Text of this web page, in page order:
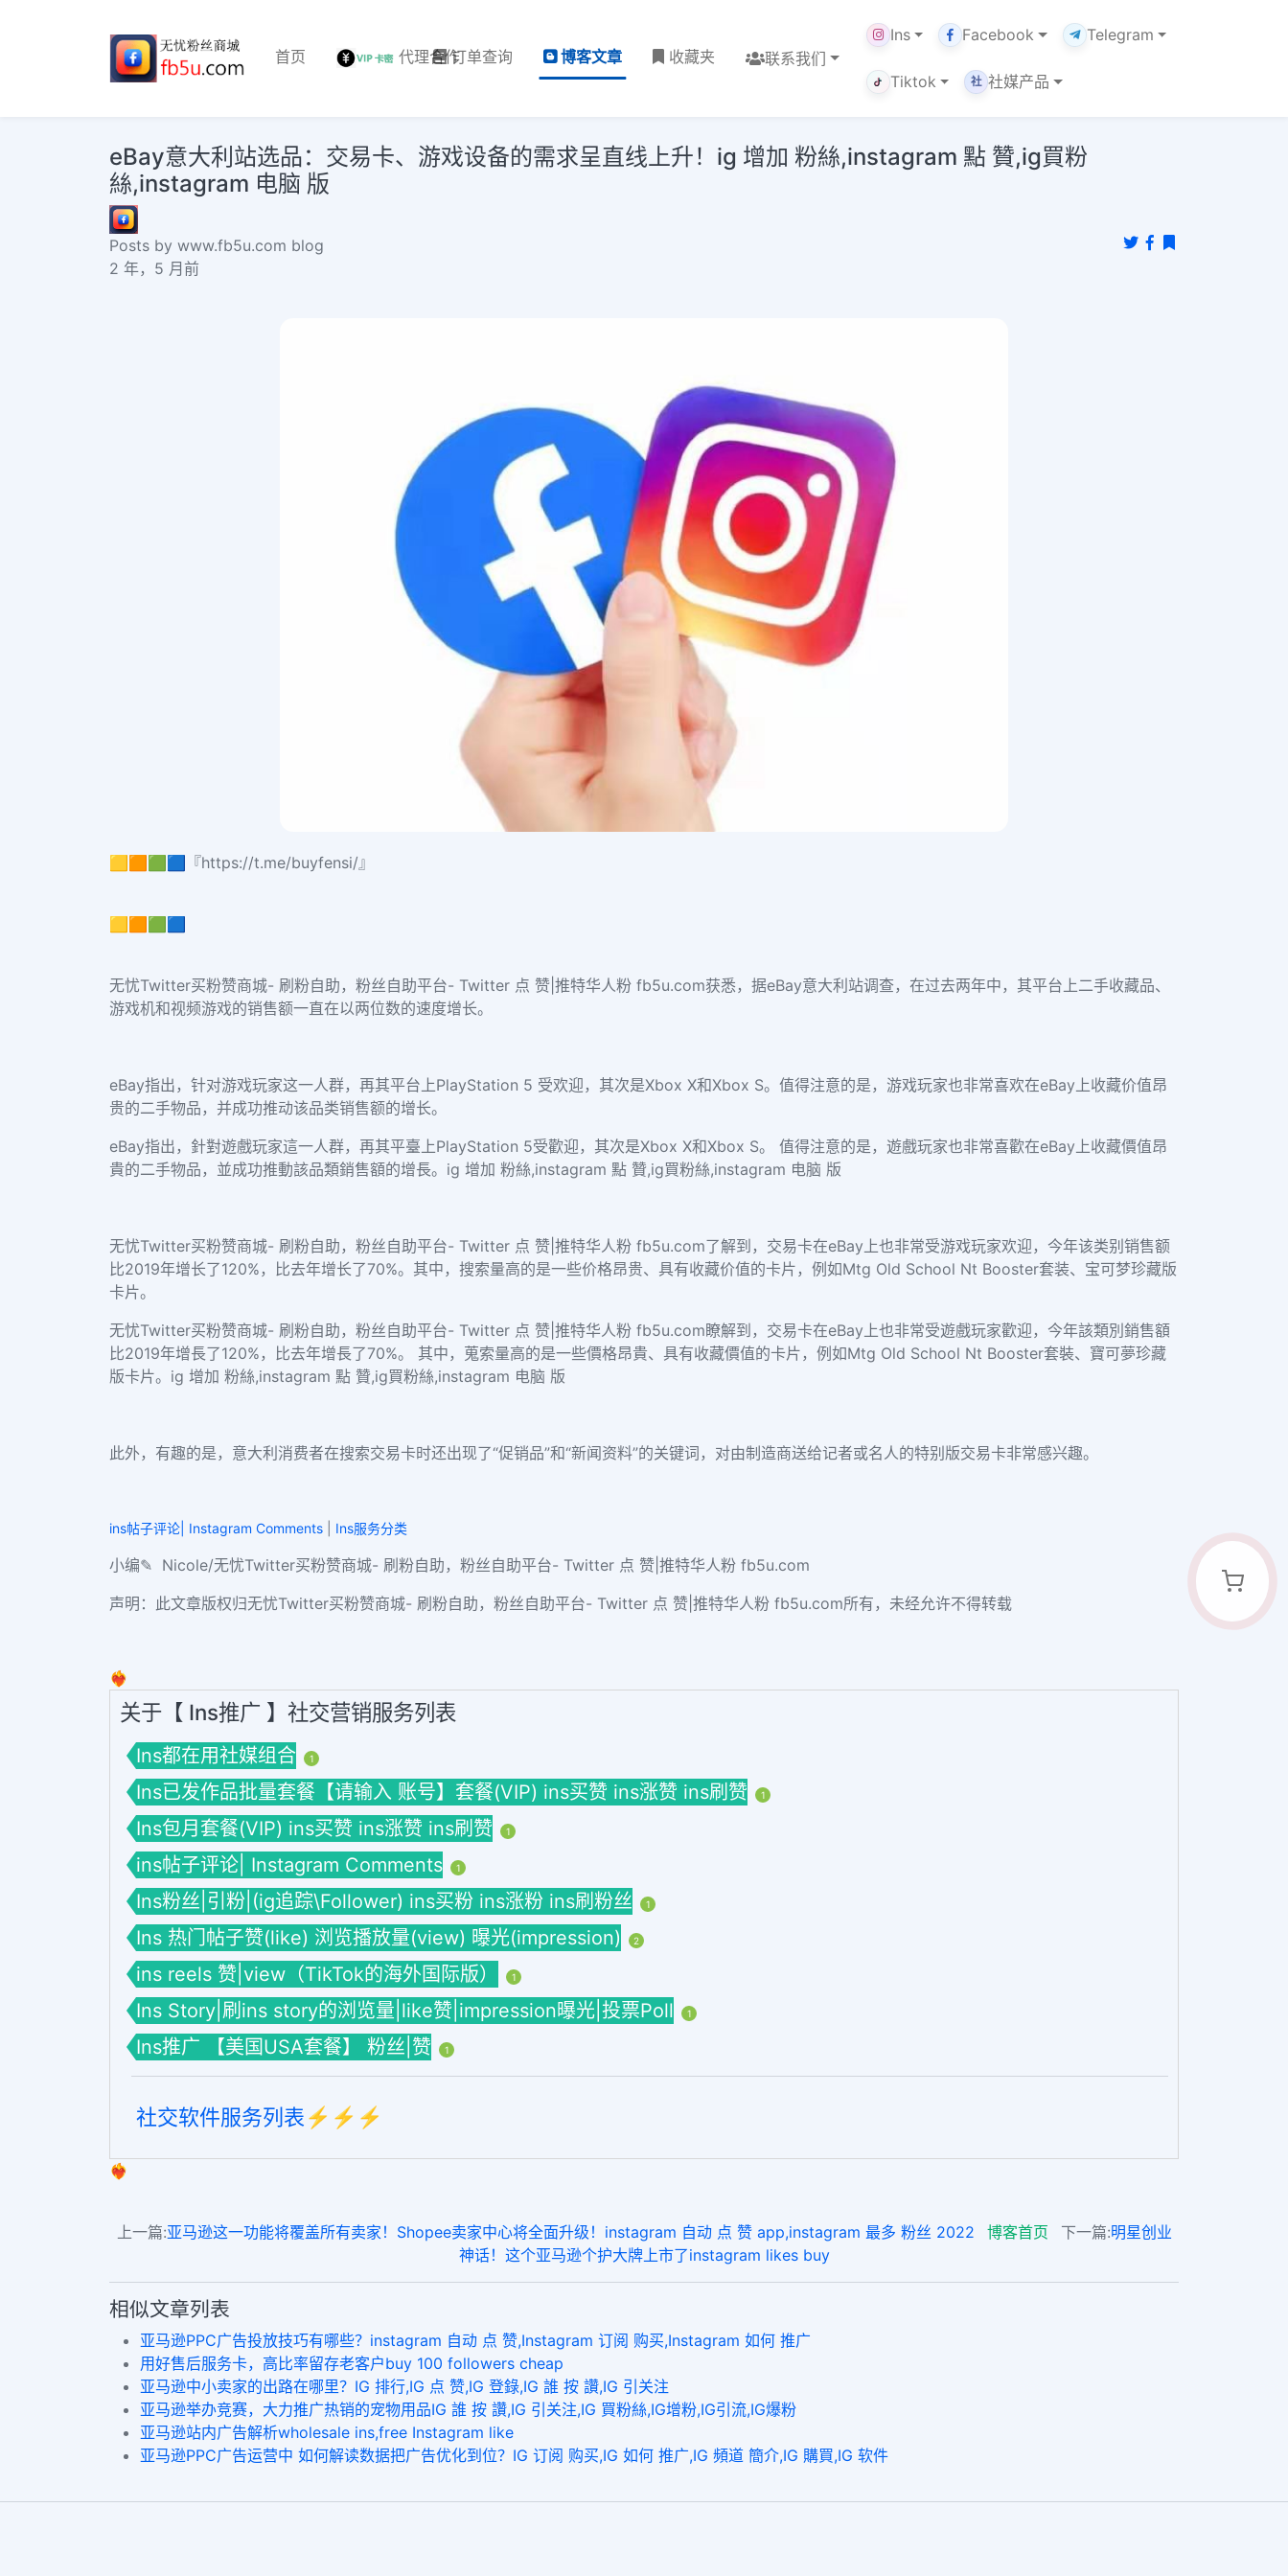
首页 代理合作订单查询 博客文章 收藏夹 联系我们
Ins Facebook Telegram
Tiktok 社 社媒产品
eBay意大利站选品：交易卡、游戏设备的需求呈直线上升！ig 增加 粉絲,instagram 點 贊,ig買粉
絲,instagram 电脑 版
Posts by www.fb5u.com blog
2 年，5 月前
🟨🟧🟩🟦『https://t.me/buyfensi/』
🟨🟧🟩🟦
无忧Twitter买粉赞商城- 刷粉自助，粉丝自助平台- Twitter 点 赞|推特华人粉 fb5u.com获悉，据eBay意大利站调查，在过去两年中，其平台上二手收藏品、
游戏机和视频游戏的销售额一直在以两位数的速度增长。
eBay指出，针对游戏玩家这一人群，再其平台上PlayStation 5 受欢迎，其次是Xbox X和Xbox S。值得注意的是，游戏玩家也非常喜欢在eBay上收藏价值昂
贵的二手物品，并成功推动该品类销售额的增长。
eBay指出，針對遊戲玩家這一人群，再其平臺上PlayStation 5受歡迎，其次是Xbox X和Xbox S。 值得注意的是，遊戲玩家也非常喜歡在eBay上收藏價值昂
貴的二手物品，並成功推動該品類銷售額的增長。ig 增加 粉絲,instagram 點 贊,ig買粉絲,instagram 电脑 版
无忧Twitter买粉赞商城- 刷粉自助，粉丝自助平台- Twitter 点 赞|推特华人粉 fb5u.com了解到，交易卡在eBay上也非常受游戏玩家欢迎，今年该类别销售额
比2019年增长了120%，比去年增长了70%。其中，搜索量高的是一些价格昂贵、具有收藏价值的卡片，例如Mtg Old School Nt Booster套装、宝可梦珍藏版
卡片。
无忧Twitter买粉赞商城- 刷粉自助，粉丝自助平台- Twitter 点 赞|推特华人粉 fb5u.com瞭解到，交易卡在eBay上也非常受遊戲玩家歡迎，今年該類別銷售額
比2019年增長了120%，比去年增長了70%。 其中，蒐索量高的是一些價格昂貴、具有收藏價值的卡片，例如Mtg Old School Nt Booster套裝、寶可夢珍藏
版卡片。ig 增加 粉絲,instagram 點 贊,ig買粉絲,instagram 电脑 版
此外，有趣的是，意大利消费者在搜索交易卡时还出现了“促销品”和“新闻资料”的关键词，对由制造商送给记者或名人的特别版交易卡非常感兴趣。
ins帖子评论| Instagram Comments Ins服务分类
小编✎ Nicole/无忧Twitter买粉赞商城- 刷粉自助，粉丝自助平台- Twitter 点 赞|推特华人粉 fb5u.com
声明：此文章版权归无忧Twitter买粉赞商城- 刷粉自助，粉丝自助平台- Twitter 点 赞|推特华人粉 fb5u.com所有，未经允许不得转载
❤️‍🔥
关于【 Ins推广 】社交营销服务列表
Ins都在用社媒组合 1
Ins已发作品批量套餐【请输入 账号】套餐(VIP) ins买赞 ins涨赞 ins刷赞 1
Ins包月套餐(VIP) ins买赞 ins涨赞 ins刷赞 1
ins帖子评论| Instagram Comments 1
Ins粉丝|引粉|(ig追踪\Follower) ins买粉 ins涨粉 ins刷粉丝 1
Ins 热门帖子赞(like) 浏览播放量(view) 曝光(impression) 2
ins reels 赞|view（TikTok的海外国际版） 1
Ins Story|刷ins story的浏览量|like赞|impression曝光|投票Poll 1
Ins推广 【美国USA套餐】 粉丝|赞 1
社交软件服务列表⚡️⚡️⚡️
❤️‍🔥
上一篇:亚马逊这一功能将覆盖所有卖家！Shopee卖家中心将全面升级！instagram 自动 点 赞 app,instagram 最多 粉丝 2022 博客首页 下一篇:明星创业
神话！这个亚马逊个护大牌上市了instagram likes buy
相似文章列表
亚马逊PPC广告投放技巧有哪些？instagram 自动 点 赞,Instagram 订阅 购买,Instagram 如何 推广
用好售后服务卡，高比率留存老客户buy 100 followers cheap
亚马逊中小卖家的出路在哪里？IG 排行,IG 点 赞,IG 登錄,IG 誰 按 讚,IG 引关注
亚马逊举办竞赛，大力推广热销的宠物用品IG 誰 按 讚,IG 引关注,IG 買粉絲,IG增粉,IG引流,IG爆粉
亚马逊站内广告解析wholesale ins,free Instagram like
亚马逊PPC广告运营中 如何解读数据把广告优化到位？IG 订阅 购买,IG 如何 推广,IG 頻道 簡介,IG 購買,IG 软件